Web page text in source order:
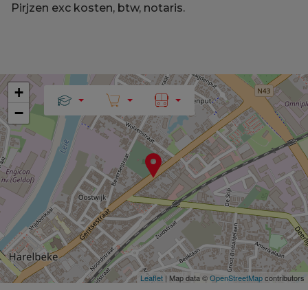
Pirjzen exc kosten, btw, notaris.
+
−
Leaflet | Map data ©OpenStreetMapcontributors